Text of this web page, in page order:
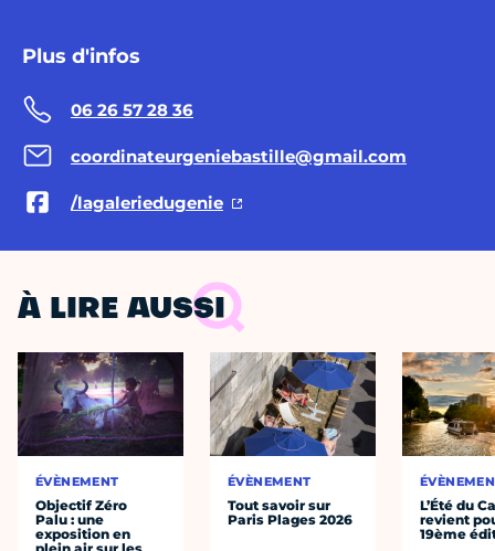
Plus d'infos
06 26 57 28 36
coordinateurgeniebastille@gmail.com
/lagaleriedugenie
À LIRE AUSSI
ÉVÈNEMENT
Objectif Zéro
Palu : une
exposition en
ÉVÈNEMENT
Tout savoir sur
Paris Plages 2026
L’Été du
revient
19ème